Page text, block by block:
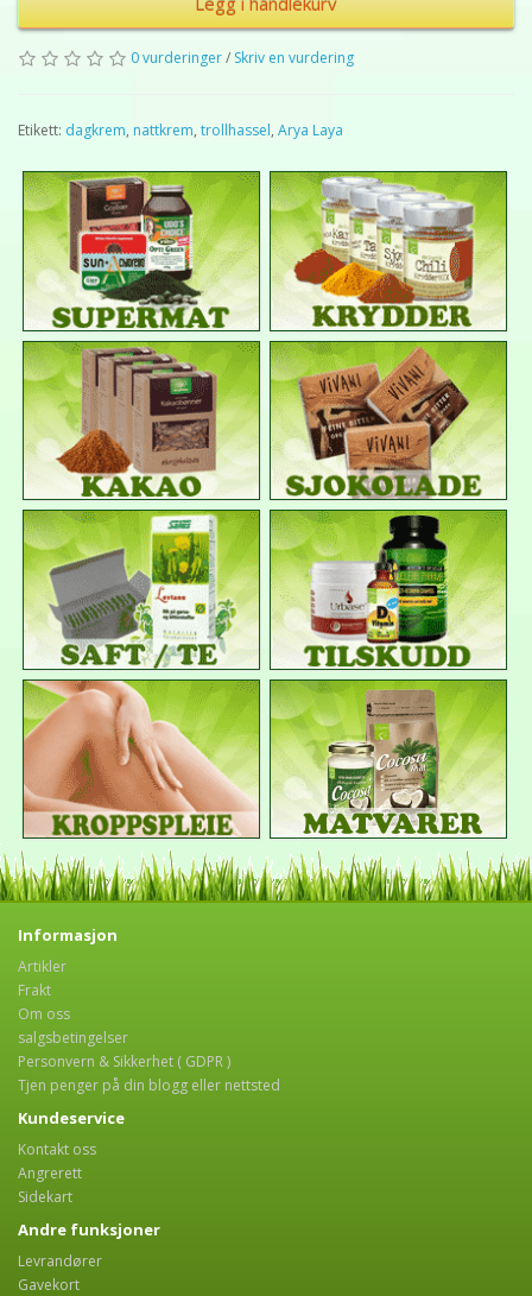
0 vurderinger/ Skriv en vurdering
Etikett: dagkrem, nattkrem, trollhassel, Arya Laya
Informasjon
Artikler
Frakt
Om oss
salgsbetingelser
Personvern & Sikkerhet ( GDPR )
Tjen penger på din blogg eller nettsted
Kundeservice
Kontakt oss
Angrerett
Sidekart
Andre funksjoner
Levrandører
Gavekort